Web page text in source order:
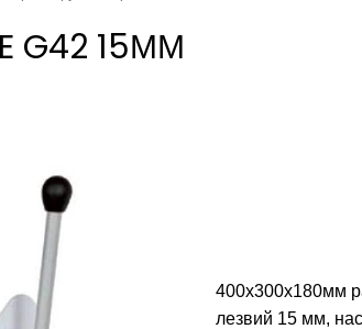
G42 15ММ
400х300х180мм
лезвий 15 мм,